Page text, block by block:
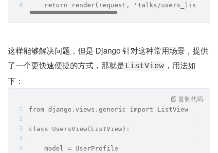
return render(request, 'talks/
这样能够解决问题，但是 Django 针对这种常用场景，提供
了一个更快速便捷的方式，那就是ListView ，用法如
下：
from django.views.generic import ListView
class UsersView(ListView):
    model = UserProfile
复制代码